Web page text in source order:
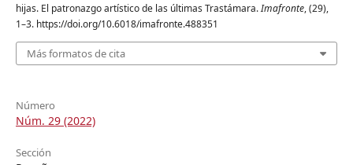
hijas. El patronazgo artístico de las últimas Trastámara.Imafronte, (29),
1–3. https://doi.org/10.6018/imafronte.488351
Más formatos de cita
Número
Núm. 29 (2022)
Sección